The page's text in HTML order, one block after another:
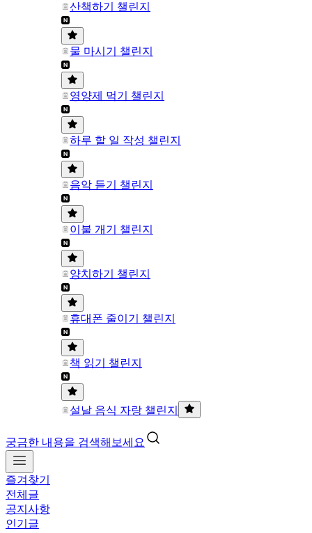
산책하기 챌린지
물 마시기 챌린지
영양제 먹기 챌린지
하루 할 일 작성 챌린지
음악 듣기 챌린지
이불 개기 챌린지
양치하기 챌린지
휴대폰 줄이기 챌린지
책 읽기 챌린지
설날 음식 자랑 챌린지
궁금한 내용을 검색해보세요
즐겨찾기
전체글
공지사항
인기글